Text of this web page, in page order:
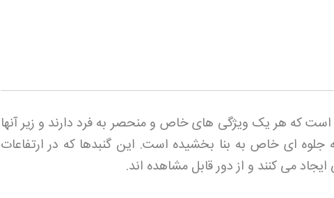
است که هر یک ویژگی های خاص و منحصر به فرد دارند و زیر آنها
جلوه ای خاص به بنا بخشیده است. این گنبدها که در ارتفاعات
می کنند و از دور قابل مشاهده اند.